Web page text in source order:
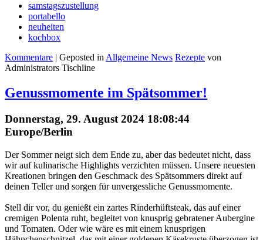
samstagszustellung
portabello
neuheiten
kochbox
Kommentare | Geposted in Allgemeine News Rezepte von
Administrators Tischline
Genussmomente im Spätsommer!
Donnerstag, 29. August 2024 18:08:44
Europe/Berlin
Der Sommer neigt sich dem Ende zu, aber das bedeutet nicht, dass
wir auf kulinarische Highlights verzichten müssen. Unsere neuesten
Kreationen bringen den Geschmack des Spätsommers direkt auf
deinen Teller und sorgen für unvergessliche Genussmomente.
Stell dir vor, du genießt ein zartes Rinderhüftsteak, das auf einer
cremigen Polenta ruht, begleitet von knusprig gebratener Aubergine
und Tomaten. Oder wie wäre es mit einem knusprigen